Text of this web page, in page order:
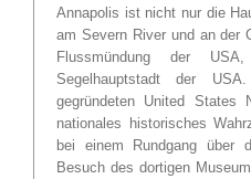
Annapolis ist nicht nur die
am Severn River und an der
Flussmündung der
Segelhauptstadt der
gegründeten United
nationales historisches
bei einem Rundgang über
Besuch des dortigen